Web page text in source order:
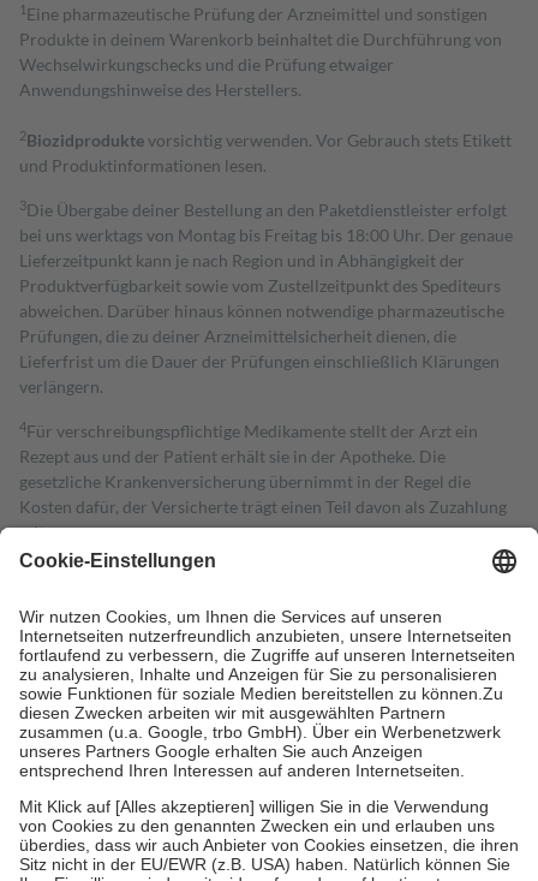
1 Eine pharmazeutische Prüfung der Arzneimittel und sonstigen
Produkte in deinem Warenkorb beinhaltet die Durchführung von
Wechselwirkungschecks und die Prüfung etwaiger
Anwendungshinweise des Herstellers.
2Biozidproduktevorsichtig verwenden. Vor Gebrauch stets Etikett
und Produktinformationen lesen.
3Die Übergabe deiner Bestellung an den Paketdienstleister erfolgt
bei uns werktags von Montag bis Freitag bis 18:00 Uhr. Der genaue
Lieferzeitpunkt kann je nach Region und in Abhängigkeit der
Produktverfügbarkeit sowie vom Zustellzeitpunkt des Spediteurs
abweichen. Darüber hinaus können notwendige pharmazeutische
Prüfungen, die zu deiner Arzneimittelsicherheit dienen, die
Lieferfrist um die Dauer der Prüfungen einschließlich Klärungen
verlängern.
4Für verschreibungspflichtige Medikamente stellt der Arzt ein
Rezept aus und der Patient erhält sie in der Apotheke. Die
gesetzliche Krankenversicherung übernimmt in der Regel die
Kosten dafür, der Versicherte trägt einen Teil davon als Zuzahlung
mit.
Grundsätzlich leisten Mitglieder Zuzahlungen in Höhe von zehn
höchstens zehn Euro.
Es sind jedoch nie mehr als die tatsächlichen
Kosten der Leistung zu entrichten.
Diese Regeln gelten grundsätzlich auch für Online-Apotheken.
Bei Heilmitteln und häuslicher Krankenpflege beträgt die
Zuzahlung zehn Prozent der Kosten sowie zehn Euro je
Verordnung.
Um das Engagement der Versicherten für ihre eigene Gesundheit zu
stärken und die besondere Stellung der Familie zu unterstützen,
fallenkeine Zuzahlungenan bei:
• Kindern und Jugendlichen bis zum vollendeten 18. Lebensjahr
mit Ausnahme der Fahrkosten